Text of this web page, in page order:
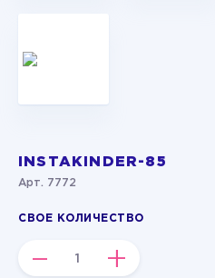
INSTAKINDER-85
Арт. 7772
СВОЕ КОЛИЧЕСТВО
– +